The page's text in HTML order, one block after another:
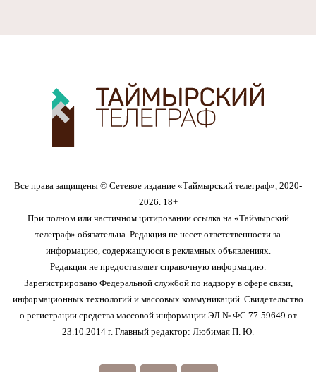
Все права защищены © Сетевое издание «Таймырский телеграф», 2020-
2026. 18+
При полном или частичном цитировании ссылка на «Таймырский
телеграф» обязательна. Редакция не несет ответственности за
информацию, содержащуюся в рекламных объявлениях.
Редакция не предоставляет справочную информацию.
Зарегистрировано Федеральной службой по надзору в сфере связи,
информационных технологий и массовых коммуникаций. Свидетельство
о регистрации средства массовой информации ЭЛ № ФС 77-59649 от
23.10.2014 г. Главный редактор: Любимая П. Ю.